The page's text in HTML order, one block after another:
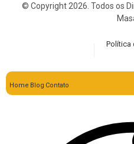
© Copyright 2026. Todos os
Política
Home Blog Contato